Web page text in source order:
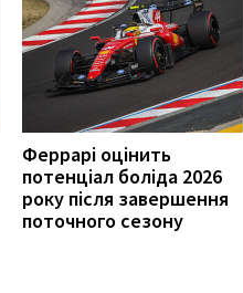
Феррарі оцінить
потенціал боліда 2026
року після завершення
поточного сезону